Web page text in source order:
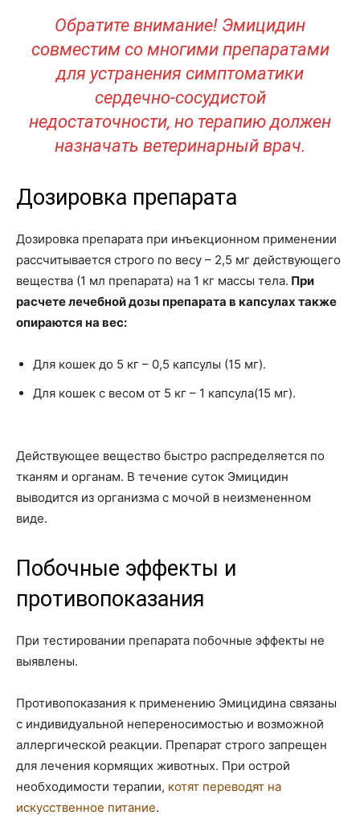
Обратите внимание! Эмицидин
совместим со многими препаратами
для устранения симптоматики
сердечно-сосудистой
недостаточности, но терапию должен
назначать ветеринарный врач.
Дозировка препарата
Дозировка препарата при инъекционном применении
рассчитывается строго по весу – 2,5 мг действующего
вещества (1 мл препарата) на 1 кг массы тела. При
расчете лечебной дозы препарата в капсулах также
опираются на вес:
Для кошек до 5 кг – 0,5 капсулы (15 мг).
Для кошек с весом от 5 кг – 1 капсула(15 мг).
Действующее вещество быстро распределяется по
тканям и органам. В течение суток Эмицидин
выводится из организма с мочой в неизмененном
виде.
Побочные эффекты и
противопоказания
При тестировании препарата побочные эффекты не
выявлены.
Противопоказания к применению Эмицидина связаны
с индивидуальной непереносимостью и возможной
аллергической реакции. Препарат строго запрещен
для лечения кормящих животных. При острой
необходимости терапии, котят переводят на
искусственное питание.